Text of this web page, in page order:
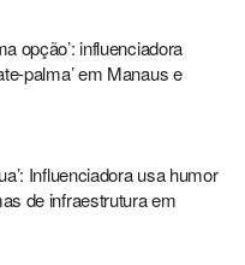
opção’: influenciadora
palma’ em Manaus e
Influenciadora usa humor
de infraestrutura em